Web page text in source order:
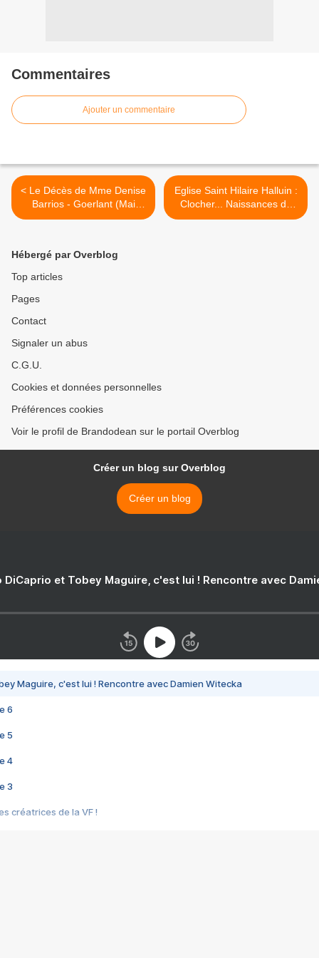
Commentaires
Ajouter un commentaire
< Le Décès de Mme Denise
Barrios - Goerlant (Mai
2022).
Eglise Saint Hilaire Halluin :
Clocher... Naissances de
Fauconneaux (Mai 2022). >
Hébergé par Overblog
Top articles
Pages
Contact
Signaler un abus
C.G.U.
Cookies et données personnelles
Préférences cookies
Voir le profil de Brandodean sur le portail Overblog
Créer un blog sur Overblog
Créer un blog
DiCaprio et Tobey Maguire, c'est lui ! Rencontre avec
Maguire, c'est lui ! Rencontre avec Damien Witecka
6
5
4
3
créatrices de la VF !